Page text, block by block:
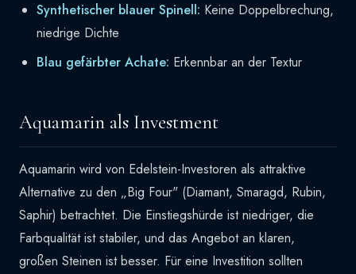
Synthetischer blauer Spinell: Keine Doppelbrechung,
niedrige Dichte
Blau gefärbter Achate: Erkennbar an der Textur
Aquamarin als Investment
Aquamarin wird von Edelstein-Investoren als attraktive
Alternative zu den „Big Four" (Diamant, Smaragd, Rubin,
Saphir) betrachtet. Die Einstiegshürde ist niedriger, die
Farbqualität ist stabiler, und das Angebot an klaren,
großen Steinen ist besser. Für eine Investition sollten